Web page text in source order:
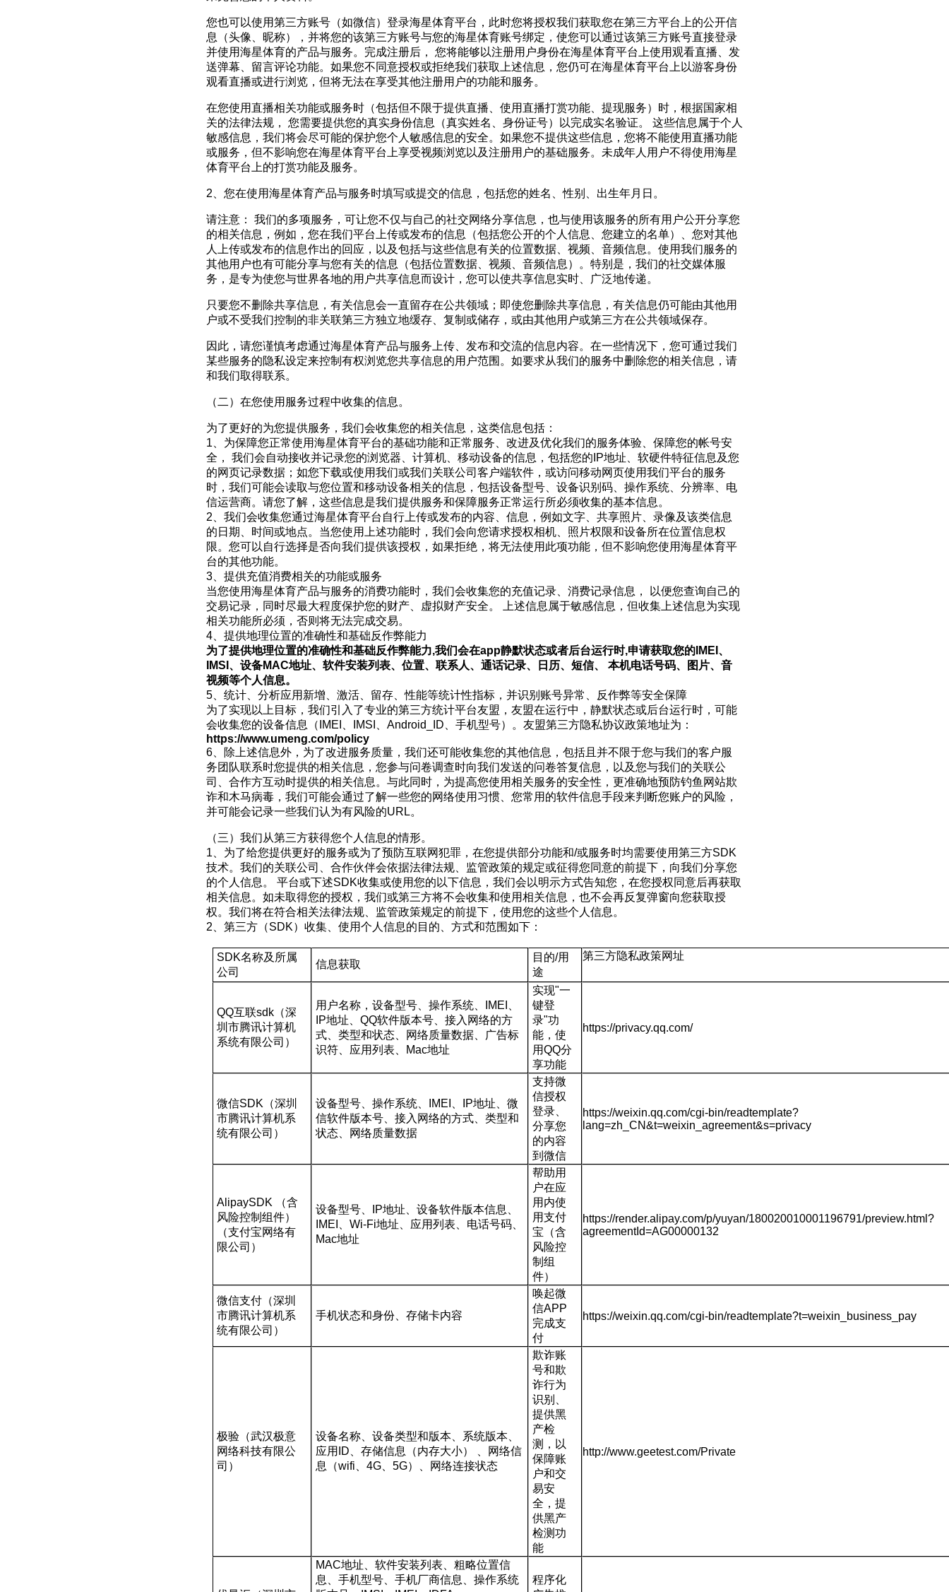
您也可以使用第三方账号（如微信）登录海星体育平台，此时您将授权我们获取您在第三方平台上的公开信
息（头像、昵称），并将您的该第三方账号与您的海星体育账号绑定，使您可以通过该第三方账号直接登录
并使用海星体育的产品与服务。完成注册后， 您将能够以注册用户身份在海星体育平台上使用观看直播、发
送弹幕、留言评论功能。如果您不同意授权或拒绝我们获取上述信息，您仍可在海星体育平台上以游客身份
观看直播或进行浏览，但将无法在享受其他注册用户的功能和服务。
在您使用直播相关功能或服务时（包括但不限于提供直播、使用直播打赏功能、提现服务）时，根据国家相
关的法律法规， 您需要提供您的真实身份信息（真实姓名、身份证号）以完成实名验证。 这些信息属于个人
敏感信息，我们将会尽可能的保护您个人敏感信息的安全。如果您不提供这些信息，您将不能使用直播功能
或服务，但不影响您在海星体育平台上享受视频浏览以及注册用户的基础服务。未成年人用户不得使用海星
体育平台上的打赏功能及服务。
2、您在使用海星体育产品与服务时填写或提交的信息，包括您的姓名、性别、出生年月日。
请注意： 我们的多项服务，可让您不仅与自己的社交网络分享信息，也与使用该服务的所有用户公开分享您
的相关信息，例如，您在我们平台上传或发布的信息（包括您公开的个人信息、您建立的名单）、您对其他
人上传或发布的信息作出的回应，以及包括与这些信息有关的位置数据、视频、音频信息。使用我们服务的
其他用户也有可能分享与您有关的信息（包括位置数据、视频、音频信息）。特别是，我们的社交媒体服
务，是专为使您与世界各地的用户共享信息而设计，您可以使共享信息实时、广泛地传递。
只要您不删除共享信息，有关信息会一直留存在公共领域；即使您删除共享信息，有关信息仍可能由其他用
户或不受我们控制的非关联第三方独立地缓存、复制或储存，或由其他用户或第三方在公共领域保存。
因此，请您谨慎考虑通过海星体育产品与服务上传、发布和交流的信息内容。在一些情况下，您可通过我们
某些服务的隐私设定来控制有权浏览您共享信息的用户范围。如要求从我们的服务中删除您的相关信息，请
和我们取得联系。
（二）在您使用服务过程中收集的信息。
为了更好的为您提供服务，我们会收集您的相关信息，这类信息包括：
1、为保障您正常使用海星体育平台的基础功能和正常服务、改进及优化我们的服务体验、保障您的帐号安
全， 我们会自动接收并记录您的浏览器、计算机、移动设备的信息，包括您的 IP地址、软硬件特征信息及您
的网页记录数据；如您下载或使用我们或我们关联公司客户端软件，或访问移动网页使用我们平台的服务
时，我们可能会读取与您位置和移动设备相关的信息，包括设备型号、设备识别码、操作系统、分辨率、电
信运营商。请您了解，这些信息是我们提供服务和保障服务正常运行所必须收集的基本信息。
2、我们会收集您通过海星体育平台自行上传或发布的内容、信息，例如文字、共享照片、录像及该类信息
的日期、时间或地点。当您使用上述功能时，我们会向您请求授权相机、照片权限和设备所在位置信息权
限。您可以自行选择是否向我们提供该授权，如果拒绝，将无法使用此项功能，但不影响您使用海星体育平
台的其他功能。
3、提供充值消费相关的功能或服务
当您使用海星体育产品与服务的消费功能时，我们会收集您的充值记录、消费记录信息， 以便您查询自己的
交易记录，同时尽最大程度保护您的财产、虚拟财产安全。 上述信息属于敏感信息，但收集上述信息为实现
相关功能所必须，否则将无法完成交易。
4、提供地理位置的准确性和基础反作弊能力
为了提供地理位置的准确性和基础反作弊能力,我们会在app静默状态或者后台运行时,申请获取您的 IMEI 、
IMSI 、设备MAC地址、软件安装列表、位置、联系人、通话记录、日历、短信、 本机电话号码、图片、音
视频等个人信息。
5、统计、分析应用新增、激活、留存、性能等统计性指标，并识别账号异常、反作弊等安全保障
为了实现以上目标，我们引入了专业的第三方统计平台友盟 ，友盟在运行中，静默状态或后台运行时，可能
会收集您的设备信息（ IMEI 、 IMSI 、 Android_ID、手机型号） 。友盟第三方隐私协议政策地址为：
https://www.umeng.com/policy
6、除上述信息外，为了改进服务质量，我们还可能收集您的其他信息，包括且并不限于您与我们的客户服
务团队联系时您提供的相关信息，您参与问卷调查时向我们发送的问卷答复信息，以及您与我们的关联公
司、合作方互动时提供的相关信息。与此同时，为提高您使用相关服务的安全性，更准确地预防钓鱼网站欺
诈和木马病毒，我们可能会通过了解一些您的网络使用习惯、您常用的软件信息手段来判断您账户的风险，
并可能会记录一些我们认为有风险的URL。
（三）我们从第三方获得您个人信息的情形。
1、为了给您提供更好的服务或为了预防互联网犯罪，在您提供部分功能和/或服务时均需要使用第三方SDK
技术。我们的关联公司、合作伙伴会依据法律法规、监管政策的规定或征得您同意的前提下，向我们分享您
的个人信息。 平台或下述SDK收集或使用您的以下信息，我们会以明示方式告知您，在您授权同意后再获取
相关信息。如未取得您的授权，我们或第三方将不会收集和使用相关信息，也不会再反复弹窗向您获取授
权。我们将在符合相关法律法规、监管政策规定的前提下，使用您的这些个人信息。
2、第三方（SDK）收集、使用个人信息的目的、方式和范围如下：
SDK名称及所属
公司
信息获取
目的/用
途
第三方隐私政策网址
QQ互联sdk （深
圳市腾讯计算机
系统有限公司）
用户名称，设备型号、操作系统、 IMEI
IP地址、QQ软件版本号、接入网络的方
式、类型和状态、网络质量数据、广告标
识符、应用列表、 Mac地址
实现"一
键登
录"功
能，使
用QQ分
享功能
https://privacy.qq.com/
微信SDK （深圳
市腾讯计算机系
统有限公司）
设备型号、操作系统、 IMEI IP地址、微
信软件版本号、接入网络的方式、类型和
状态、网络质量数据
支持微
信授权
登录、
分享您
的内容
到微信
https://weixin.qq.com/cgi-bin/readtemplate?
lang=zh_CN&t=weixin_agreement&s=privacy
AlipaySDK
（含
风险控制组件）
（支付宝网络有
限公司）
设备型号、 IP地址、设备软件版本信息、
IMEI
、Wi-Fi地址、应用列表、电话号码、
Mac地址
帮助用
户在应
用内使
用支付
宝（含
风险控
制组
件）
https://render.alipay.com/p/yuyan/180020010001196791/preview.html?
agreementId=AG00000132
微信支付（深圳
市腾讯计算机系
统有限公司）
手机状态和身份、存储卡内容
唤起微
信APP
完成支
付
https://weixin.qq.com/cgi-bin/readtemplate?t=weixin_business_pay
极验（武汉极意
网络科技有限公
司）
设备名称、设备类型和版本、系统版本、
应用 ID 、存储信息（内存大小） 、网络信
息（wifi 、4G 、5G）、网络连接状态
欺诈账
号和欺
诈行为
识别、
提供黑
产检
测，以
保障账
户和交
易安
全，提
供黑产
检测功
能
http://www.geetest.com/Private
MAC地址、软件安装列表、粗略位置信
息、手机型号、手机厂商信息、操作系统
程序化